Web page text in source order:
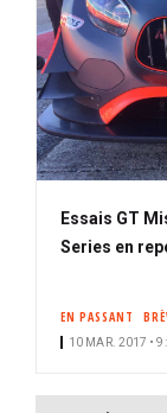
Essais GT
Series en
EN PASSANT
10 MAR. 2017 •